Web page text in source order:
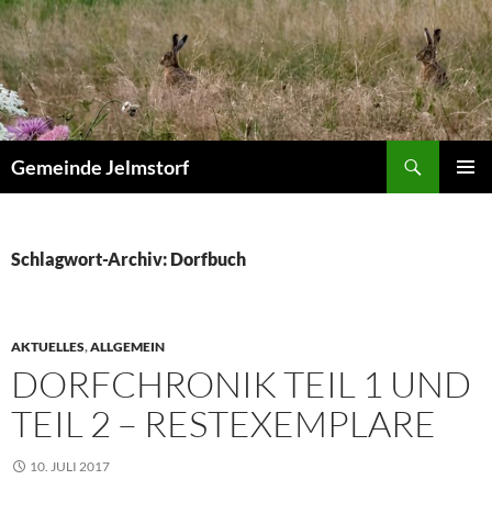
Zum
Inhalt
springen
Gemeinde Jelmstorf
Schlagwort-Archiv: Dorfbuch
AKTUELLES,ALLGEMEIN
DORFCHRONIK TEIL 1 UND
TEIL 2 – RESTEXEMPLARE
10. JULI 2017